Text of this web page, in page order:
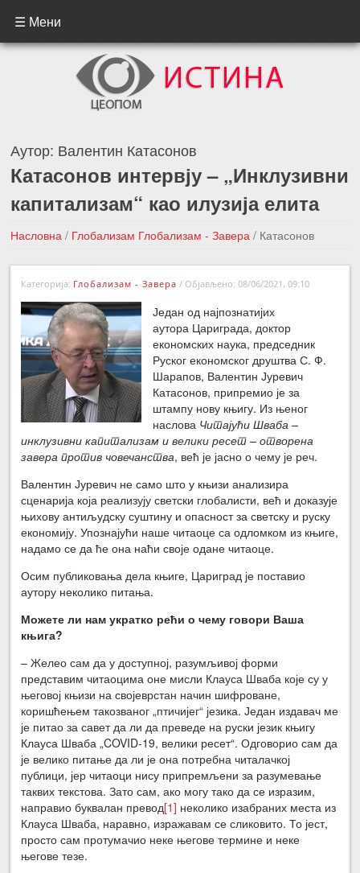
☰ Мени
Аутор: Валентин Катасонов
Катасонов интервју – „Инклузивни
капитализам“ као илузија елита
Насловна / Глобализам Глобализам - Завера / Катасонов
интервју – „Инклузивни капитализам“ као илузија елита
←Претходна вест
Следећа вест →
Категорија: Глобализам - Завера / Објављено: 08/06/2021, 09:10
Један од најпознатијих
аутора Цариграда, доктор
економских наука, председник
Руског економског друштва С. Ф.
Шарапов, Валентин Јуревич
Катасонов, припремио је за
штампу нову књигу. Из њеног
наслова Читајући Шваба –
инклузивни капитализам и велики ресет – отворена
завера против човечанства, већ је јасно о чему је реч.
Валентин Јуревич не само што у књизи анализира
сценарија која реализују светски глобалисти, већ и доказује
њихову антиљудску суштину и опасност за светску и руску
економију. Упознајући наше читаоце са одломком из књиге,
надамо се да ће она наћи своје одане читаоце.
Осим публиковања дела књиге, Цариград је поставио
аутору неколико питања.
Можете ли нам укратко рећи о чему говори Ваша
књига?
– Желео сам да у доступној, разумљивој форми
представим читаоцима оне мисли Клауса Шваба које су у
његовој књизи на својеврстан начин шифроване,
коришћењем такозваног „птичијег“ језика. Један издавач ме
је питао за савет да ли да преведе на руски језик књигу
Клауса Шваба „COVID-19, велики ресет“. Одговорио сам да
је велико питање да ли је она потребна читалачкој
публици, јер читаоци нису припремљени за разумевање
таквих текстова. Зато сам, ако могу тако да се изразим,
направио буквалан превод[1] неколико изабраних места из
Клауса Шваба, наравно, изражавам се сликовито. То јест,
просто сам протумачио неке његове термине и неке
његове тезе.